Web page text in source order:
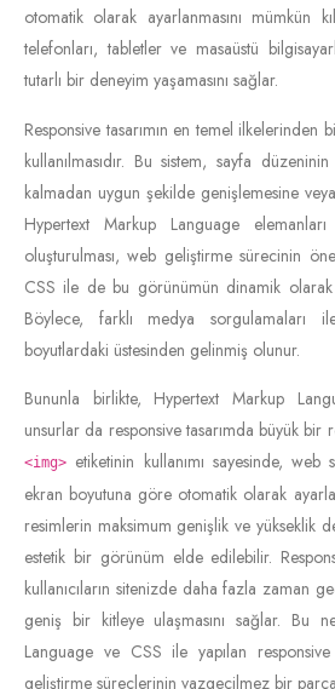
otomatik olarak ayarlanmasını mümkün
telefonları, tabletler ve masaüstü
tutarlı bir deneyim yaşamasını sağlar.
Responsive tasarımın en temel ilkelerinden
kullanılmasıdır. Bu sistem, sayfa
kalmadan uygun şekilde genişlemesine
Hypertext Markup Language
oluşturulması, web geliştirme sürecinin
CSS ile de bu görünümün dinamik olarak
Böylece, farklı medya sorgulamaları
boyutlardaki üstesinden gelinmiş olunur.
Bununla birlikte, Hypertext Markup
unsurlar da responsive tasarımda büyük bir
<img> etiketinin kullanımı sayesinde, web
ekran boyutuna göre otomatik olarak
resimlerin maksimum genişlik ve yükseklik
estetik bir görünüm elde edilebilir.
kullanıcıların sitenizde daha fazla zaman
geniş bir kitleye ulaşmasını sağlar. Bu
Language ve CSS ile yapılan
geliştirme süreçlerinin vazgeçilmez bir